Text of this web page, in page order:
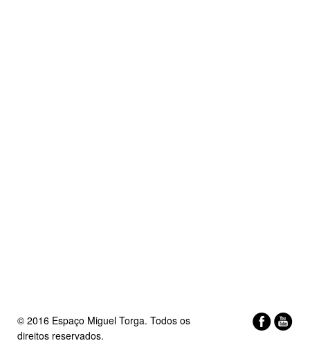
© 2016 Espaço Miguel Torga. Todos os
direitos reservados.